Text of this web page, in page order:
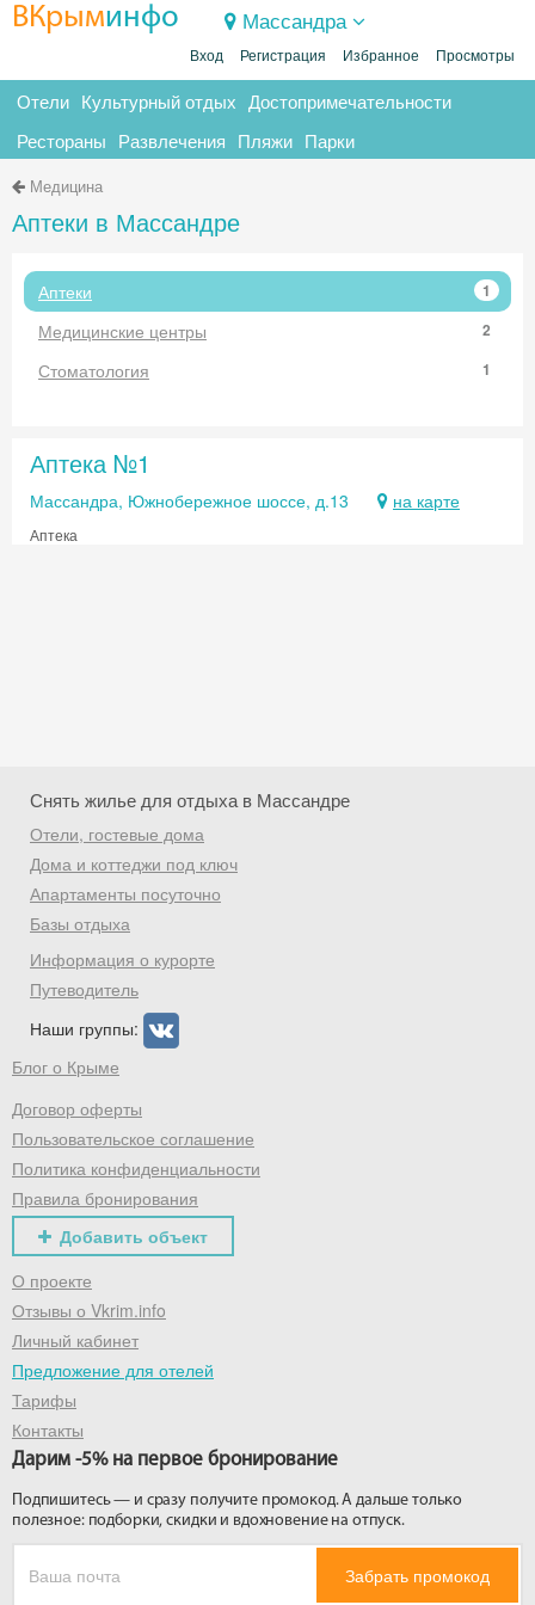
ВКрыминфо Массандра
Вход Регистрация Избранное Просмотры
Отели Культурный отдых Достопримечательности
Рестораны Развлечения Пляжи Парки
Медицина
Аптеки в Массандре
Аптеки 1
Медицинские центры 2
Стоматология 1
Аптека №1
Массандра, Южнобережное шоссе, д.13 на карте
Аптека
Снять жилье для отдыха в Массандре
Отели, гостевые дома
Дома и коттеджи под ключ
Апартаменты посуточно
Базы отдыха
Информация о курорте
Путеводитель
Наши группы:
Блог о Крыме
Договор оферты
Пользовательское соглашение
Политика конфиденциальности
Правила бронирования
Добавить объект
О проекте
Отзывы о Vkrim.info
Личный кабинет
Предложение для отелей
Тарифы
Контакты
Дарим -5% на первое бронирование
Подпишитесь — и сразу получите промокод. А дальше только
полезное: подборки, скидки и вдохновение на отпуск.
Забрать промокод
Скидка −5%
Хочешь дешевле? Оставь почту и получи
промокод на первое бронирование!